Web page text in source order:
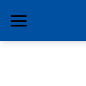
qua